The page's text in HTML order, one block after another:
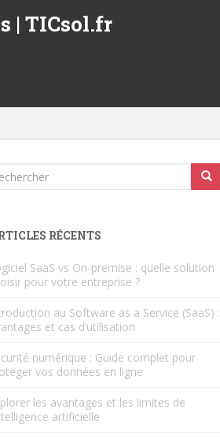
| TICsol.fr
RÉCENTS
SaaS vs On-premise : quelle solution
pour votre entreprise ?
au Software as a Service (SaaS) :
et cas d’utilisation
numérique : Guide complet pour
vos données en ligne
les avantages et les limites de
artificielle